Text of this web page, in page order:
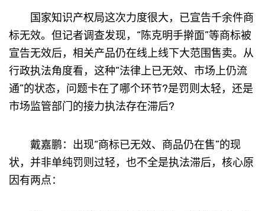
国家知识产权局这次力度很大，已宣告千余件商
标无效。但记者调查发现，“陈克明手擀面”等商标被
宣告无效后，相关产品仍在线上线下大范围售卖。从
行政执法角度看，这种“法律上已无效、市场上仍流
通”的状态，问题卡在了哪个环节?是罚则太轻，还是
市场监管部门的接力执法存在滞后?
戴嘉鹏：出现“商标已无效、商品仍在售”的现
状，并非单纯罚则过轻，也不全是执法滞后，核心原
因有两点：